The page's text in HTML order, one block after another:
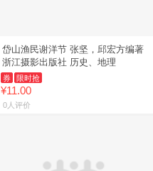
岱山渔民谢洋节 张坚，邱宏方编著
浙江摄影出版社 历史、地理
券 限时抢
¥11.00
0人评价